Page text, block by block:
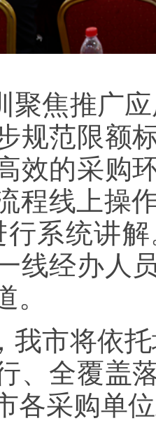
聚焦推广
规范限额
效的采购
程线上操
行系统讲
线经办人
。
我市将依
、全覆盖
各采购单